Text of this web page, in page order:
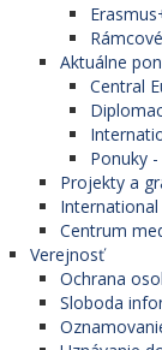
Aktuálne
Central
Ponuky
Projekty a
International
Centrum
Verejnosť
Ochrana
Sloboda